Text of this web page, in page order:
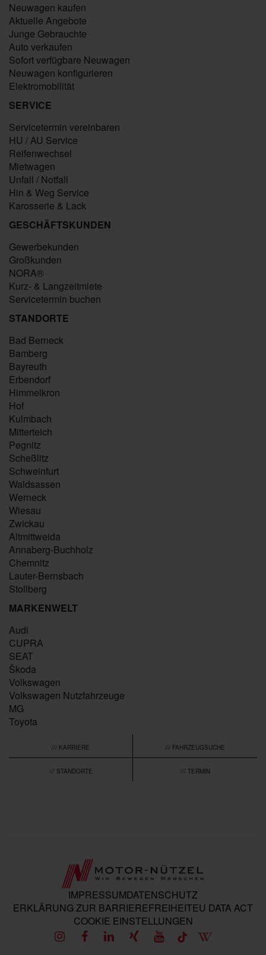
Neuwagen kaufen
Aktuelle Angebote
Junge Gebrauchte
Auto verkaufen
Sofort verfügbare Neuwagen
Neuwagen konfigurieren
Elektromobilität
SERVICE
Servicetermin vereinbaren
HU / AU Service
Reifenwechsel
Mietwagen
Unfall / Notfall
Hin & Weg Service
Karosserie & Lack
GESCHÄFTSKUNDEN
Gewerbekunden
Großkunden
NORA®
Kurz- & Langzeitmiete
Servicetermin buchen
STANDORTE
Bad Berneck
Bamberg
Bayreuth
Erbendorf
Himmelkron
Hof
Kulmbach
Mitterteich
Pegnitz
Scheßlitz
Schweinfurt
Waldsassen
Werneck
Wiesau
Zwickau
Altmittweida
Annaberg-Buchholz
Chemnitz
Lauter-Bernsbach
Stollberg
MARKENWELT
Audi
CUPRA
SEAT
Škoda
Volkswagen
Volkswagen Nutzfahrzeuge
MG
Toyota
/// KARRIERE /// FAHRZEUGSUCHE
/// STANDORTE /// TERMIN
IMPRESSUMDATENSCHUTZ
ERKLÄRUNG ZUR BARRIEREFREIHEITEU DATA ACT
COOKIE EINSTELLUNGEN